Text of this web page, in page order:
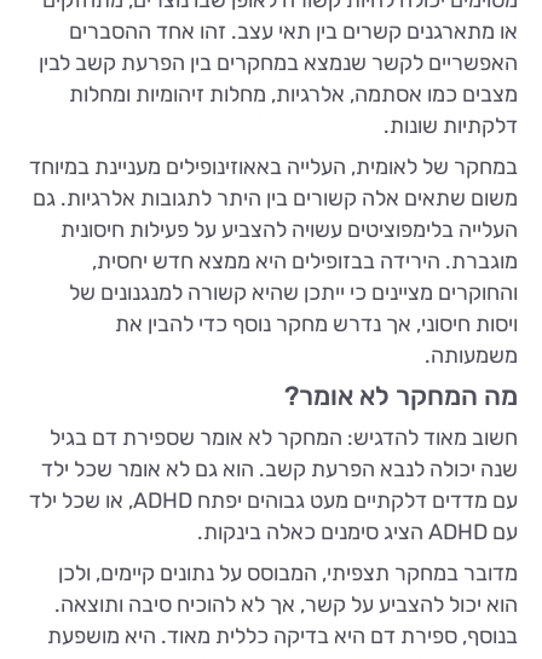
או מתארגנים קשרים בין תאי עצב. זהו אחד ההסברים
האפשריים לקשר שנמצא במחקרים בין הפרעת קשב לבין
מצבים כמו אסתמה, אלרגיות, מחלות זיהומיות ומחלות
דלקתיות שונות.
במחקר של לאומית, העלייה באאוזינופילים מעניינת במיוחד
משום שתאים אלה קשורים בין היתר לתגובות אלרגיות. גם
העלייה בלימפוציטים עשויה להצביע על פעילות חיסונית
מוגברת. הירידה בבזופילים היא ממצא חדש יחסית,
והחוקרים מציינים כי ייתכן שהיא קשורה למנגנונים של
ויסות חיסוני, אך נדרש מחקר נוסף כדי להבין את
משמעותה.
מה המחקר לא אומר?
חשוב מאוד להדגיש: המחקר לא אומר שספירת דם בגיל
שנה יכולה לנבא הפרעת קשב. הוא גם לא אומר שכל ילד
עם מדדים דלקתיים מעט גבוהים יפתח ADHD, או שכל ילד
עם ADHD הציג סימנים כאלה בינקות.
מדובר במחקר תצפיתי, המבוסס על נתונים קיימים, ולכן
הוא יכול להצביע על קשר, אך לא להוכיח סיבה ותוצאה.
בנוסף, ספירת דם היא בדיקה כללית מאוד. היא מושפעת